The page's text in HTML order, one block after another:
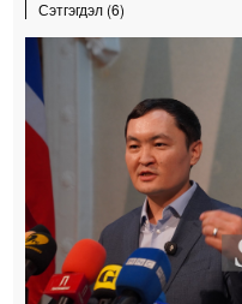
Сэтгэгдэл (6)